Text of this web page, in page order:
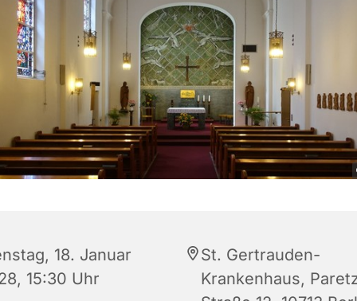
18. Januar
15:30 Uhr
St. Gertrauden-
Krankenhaus,